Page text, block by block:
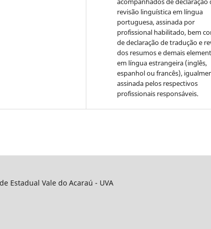
revisão linguística em língua
portuguesa, assinada por
profissional habilitado, bem
de declaração de tradução e
dos resumos e demais
em língua estrangeira (inglês,
espanhol ou francês),
assinada pelos respectivos
profissionais responsáveis.
Estadual Vale do Acaraú - UVA